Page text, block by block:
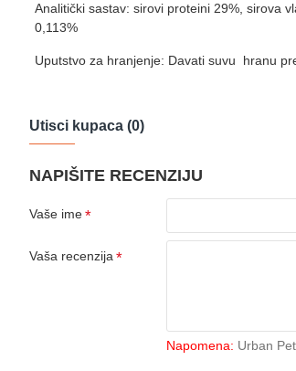
Analitički sastav: sirovi proteini 29%, sirova
0,113%
Uputstvo za hranjenje: Davati suvu hranu
Utisci kupaca (0)
NAPIŠITE RECENZIJU
Vaše ime
Vaša recenzija
Napomena: Urban